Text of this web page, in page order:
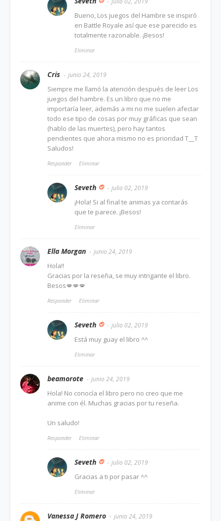
Bueno, Los juegos del Hambre se inspiró
en Battle Royale así que ese parecido es
totalmente razonable. ¡Besos!
Eliminar
Cris junio 24, 2019
Siempre me llamó la atención después de leer Los
juegos del hambre. Es un libro que no me
importaría leer, además a mi no me suelen afectar
todo ese tipo de cosas por muy gráficas que sean
(hablo de las muertes), pero hay tantos
pendientes que ahora mismo no es prioridad T__T
Saludos!
Responder Eliminar
Seveth julio 02, 2019
¡Hola! Si al final te animas ya contarás
que te parece. ¡Besos!
Eliminar
Ella Morgan junio 24, 2019
Hola!!
Gracias por la reseña, se muy intrigante el libro.
Besos💋💋💋
Responder Eliminar
Seveth julio 02, 2019
Está muy guay el libro ^^
Eliminar
beamorote junio 24, 2019
Hola! No conocía el libro pero no creo que me
anime con él. Muchas gracias por tu reseña.
Un saludo!
Responder Eliminar
Seveth julio 02, 2019
Gracias a ti por pasar ^^
Eliminar
Vanessa J Romero junio 24, 2019